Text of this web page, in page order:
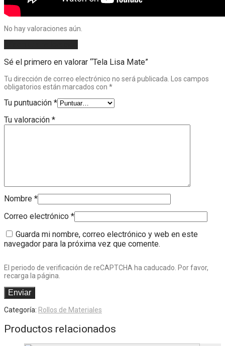
No hay valoraciones aún.
Sé el primero en valorar “Tela Lisa Mate”
Tu dirección de correo electrónico no será publicada. Los campos
obligatorios están marcados con *
Tu puntuación *
Tu valoración *
Nombre *
Correo electrónico *
Guarda mi nombre, correo electrónico y web en este
navegador para la próxima vez que comente.
El periodo de verificación de reCAPTCHA ha caducado. Por favor,
recarga la página.
Categoría: Rollos de Materiales
Productos relacionados